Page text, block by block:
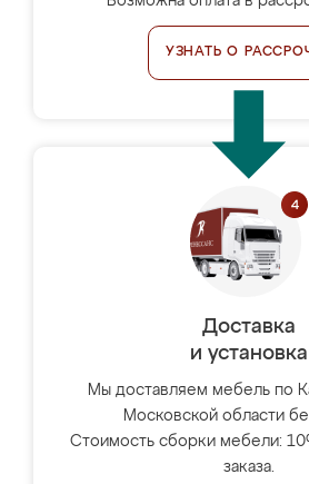
УЗНАТЬ О
Доставка
и установка
Мы доставляем мебель по
Московской области
Стоимость сборки мебели:
заказа.